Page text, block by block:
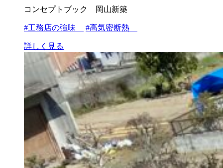
コンセプトブック 岡山新築
#工務店の強味 #高気密断熱
詳しく見る